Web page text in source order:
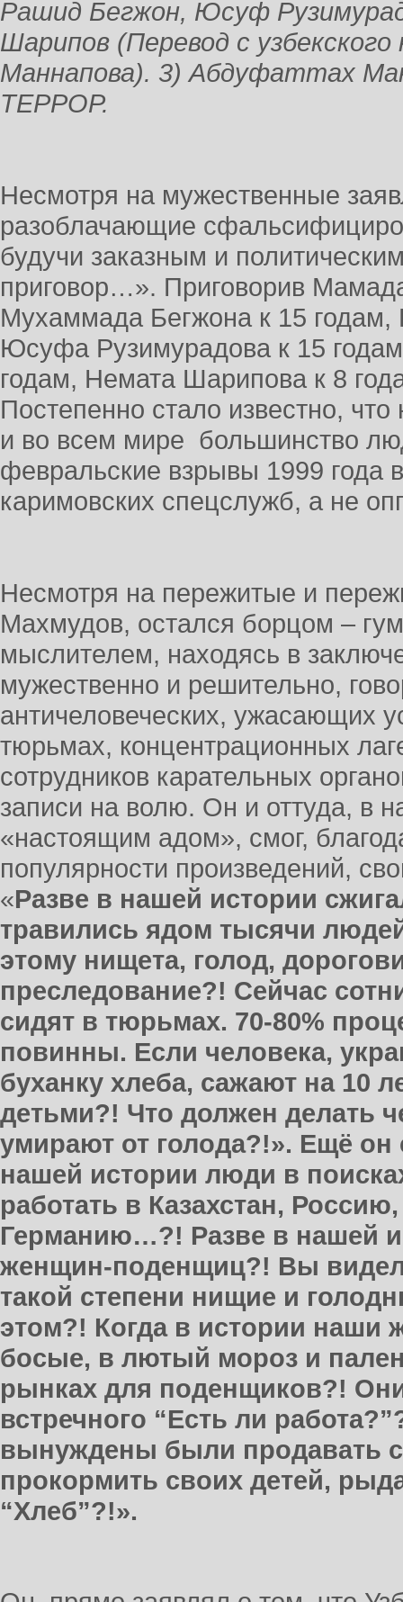
Рашид Бегжон, Юсуф
Шарипов (Перевод с узбекского
Маннапова). 3) Абдуфаттах
ТЕРРОР.
Несмотря на мужественные
разоблачающие
будучи заказным и
приговор…». Приговорив
Мухаммада Бегжона к 15
Юсуфа Рузимурадова к 15
годам, Немата Шарипова к 8
Постепенно стало известно, что
и во всем мире большинство
февральские взрывы 1999 года
каримовских спецслужб, а не
Несмотря на пережитые и
Махмудов, остался борцом –
мыслителем, находясь в
мужественно и решительно,
античеловеческих, ужасающих
тюрьмах, концентрационных
сотрудников карательных
записи на волю. Он и оттуда, в
«настоящим адом», смог,
популярности произведений,
«Разве в нашей истории
травились ядом тысячи
этому нищета, голод,
преследование?! Сейчас
сидят в тюрьмах. 70-80%
повинны. Если человека,
буханку хлеба, сажают на 10
детьми?! Что должен делать
умирают от голода?!». Ещё он
нашей истории люди в
работать в Казахстан,
Германию…?! Разве в нашей
женщин-поденщиц?! Вы
такой степени нищие и
этом?! Когда в истории
босые, в лютый мороз и
рынках для поденщиков?!
встречного “Есть ли
вынуждены были продавать
прокормить своих детей,
“Хлеб”?!».